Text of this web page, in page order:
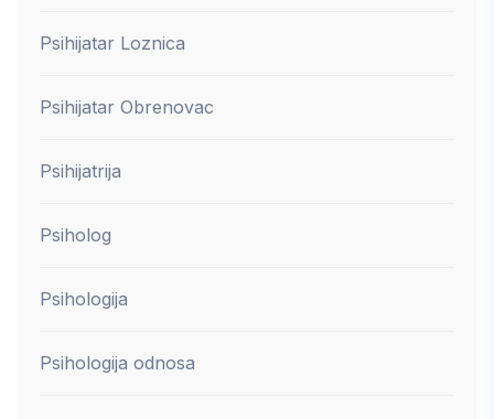
Psihijatar Loznica
Psihijatar Obrenovac
Psihijatrija
Psiholog
Psihologija
Psihologija odnosa